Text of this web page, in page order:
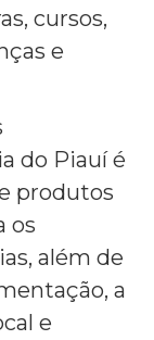
cursos,
e
do Piauí é
produtos
os
além de
a
e